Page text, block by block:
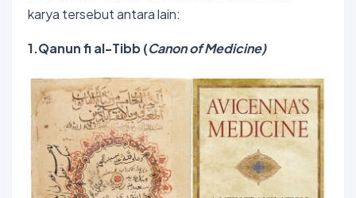
karya tersebut antara lain:
1.Qanun fi al-Tibb (Canon of Medicine)